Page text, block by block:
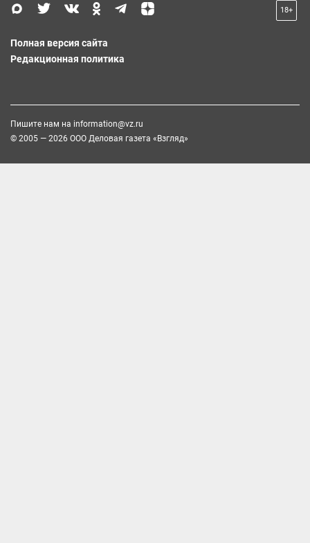
18+
Полная версия сайта
Редакционная политика
Пишите нам на information@vz.ru
© 2005 — 2026 ООО Деловая газета «Взгляд»